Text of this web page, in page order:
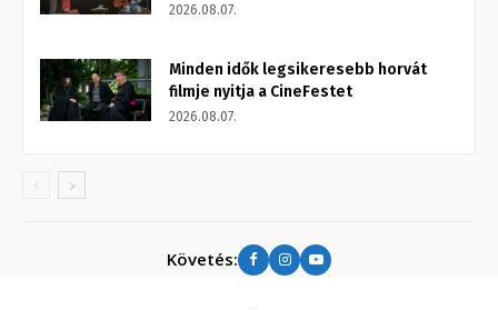
2026.08.07.
Minden idők legsikeresebb horvát
filmje nyitja a CineFestet
2026.08.07.
Követés: